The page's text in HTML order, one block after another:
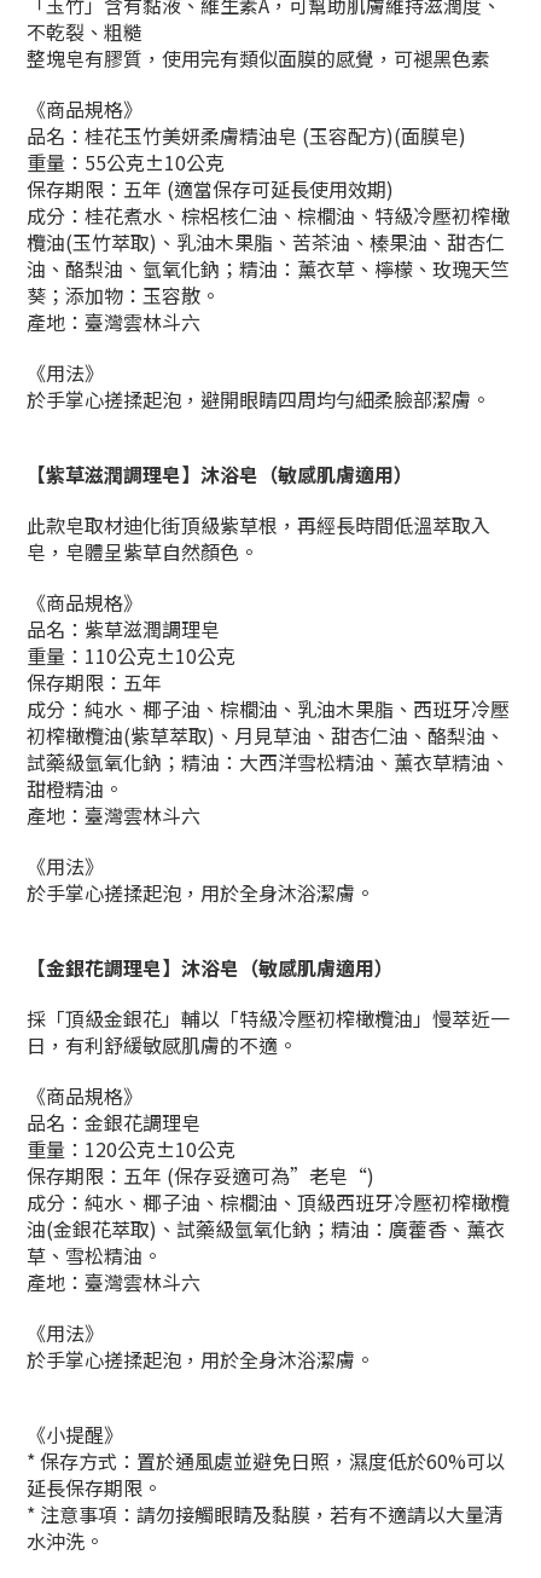
不乾裂、粗糙
整塊皂有膠質，使用完有類似面膜的感覺，可褪黑色素
《商品規格》
品名：桂花玉竹美妍柔膚精油皂 (玉容配方)(面膜皂)
重量：55公克±10公克
保存期限：五年 (適當保存可延長使用效期)
成分：桂花煮水、棕梠核仁油、棕櫚油、特級冷壓初榨橄
欖油(玉竹萃取)、乳油木果脂、苦茶油、榛果油、甜杏仁
油、酪梨油、氫氧化鈉；精油：薰衣草、檸檬、玫瑰天竺
葵；添加物：玉容散。
產地：臺灣雲林斗六
《用法》
於手掌心搓揉起泡，避開眼睛四周均勻細柔臉部潔膚。
【紫草滋潤調理皂】 沐浴皂（敏感肌膚適用）
此款皂取材迪化街頂級紫草根，再經長時間低溫萃取入
皂，皂體呈紫草自然顏色。
《商品規格》
品名：紫草滋潤調理皂
重量：110公克±10公克
保存期限：五年
成分：純水、椰子油、棕櫚油、乳油木果脂、西班牙冷壓
初榨橄欖油(紫草萃取)、月見草油、甜杏仁油、酪梨油、
試藥級氫氧化鈉；精油：大西洋雪松精油、薰衣草精油、
甜橙精油。
產地：臺灣雲林斗六
《用法》
於手掌心搓揉起泡，用於全身沐浴潔膚。
【金銀花調理皂】 沐浴皂（敏感肌膚適用）
採「頂級金銀花」輔以「特級冷壓初榨橄欖油」慢萃近一
日，有利舒緩敏感肌膚的不適。
《商品規格》
品名：金銀花調理皂
重量：120公克±10公克
保存期限：五年 (保存妥適可為”老皂“)
成分：純水、椰子油、棕櫚油、頂級西班牙冷壓初榨橄欖
油(金銀花萃取)、試藥級氫氧化鈉；精油：廣藿香、薰衣
草、雪松精油。
產地：臺灣雲林斗六
《用法》
於手掌心搓揉起泡，用於全身沐浴潔膚。
《小提醒》
* 保存方式：置於通風處並避免日照，濕度低於60%可以
延長保存期限。
* 注意事項：請勿接觸眼睛及黏膜，若有不適請以大量清
水沖洗。